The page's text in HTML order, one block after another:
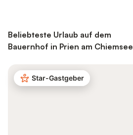
Beliebteste Urlaub auf dem
Bauernhof in Prien am Chiemsee
Star-Gastgeber